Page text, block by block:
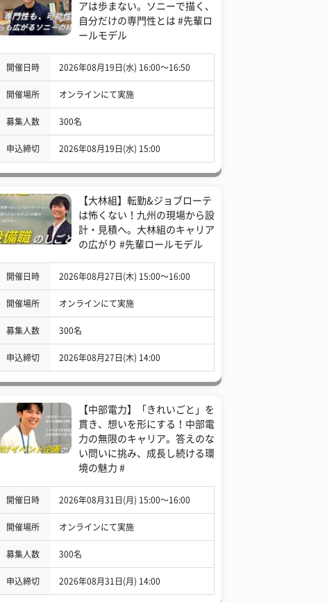
アは歩まない。ソニーで描く、
自分だけの専門性とは #先輩ロ
ールモデル
開催日時 2026年08月19日(水) 16:00〜16:50
開催場所 オンラインにて実施
募集人数 300名
申込締切 2026年08月19日(水) 15:00
【大林組】転勤&ジョブローテ
は怖くない！九州の現場から設
計・見積へ。大林組のキャリア
の広がり #先輩ロールモデル
開催日時 2026年08月27日(木) 15:00〜16:00
開催場所 オンラインにて実施
募集人数 300名
申込締切 2026年08月27日(木) 14:00
【中部電力】「きれいごと」を
貫き、想いを形にする！中部電
力の無限のキャリア。答えのな
い問いに挑み、成長し続ける環
境の魅力 #
開催日時 2026年08月31日(月) 15:00〜16:00
開催場所 オンラインにて実施
募集人数 300名
申込締切 2026年08月31日(月) 14:00